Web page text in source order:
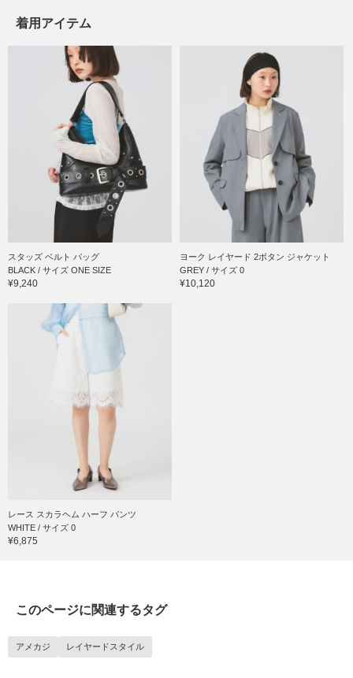
着用アイテム
スタッズ ベルト バッグ
BLACK / サイズ ONE SIZE
¥9,240
ヨーク レイヤード 2ボタン ジャケット
GREY / サイズ 0
¥10,120
レース スカラヘム ハーフ パンツ
WHITE / サイズ 0
¥6,875
このページに関連するタグ
アメカジ レイヤードスタイル